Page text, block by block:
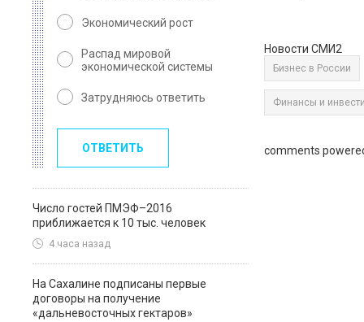
Экономический рост
Распад мировой
экономической системы
Затрудняюсь ответить
ОТВЕТИТЬ
Число гостей ПМЭФ–2016
приближается к 10 тыс. человек
4 часа назад
На Сахалине подписаны первые
договоры на получение
«дальневосточных гектаров»
Новости СМИ2
Бизнес в России
Финансы и
comments